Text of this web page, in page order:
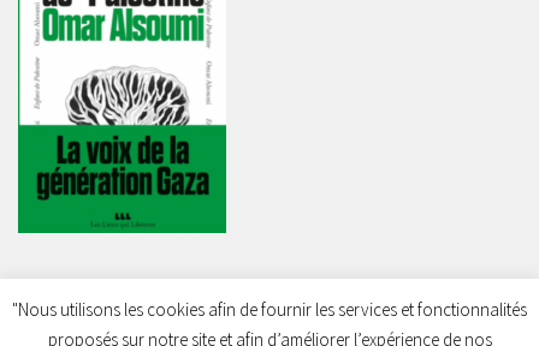
"Nous utilisons les cookies afin de fournir les services et fonctionnalités
proposés sur notre site et afin d’améliorer l’expérience de nos